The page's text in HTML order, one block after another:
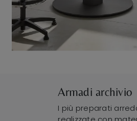
Armadi archivio
I più preparati